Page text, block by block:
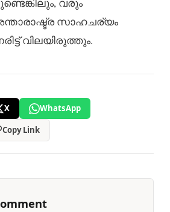
വരും
സാഹചര്യം
വിലയിരുത്തും.
X
WhatsApp
Copy Link